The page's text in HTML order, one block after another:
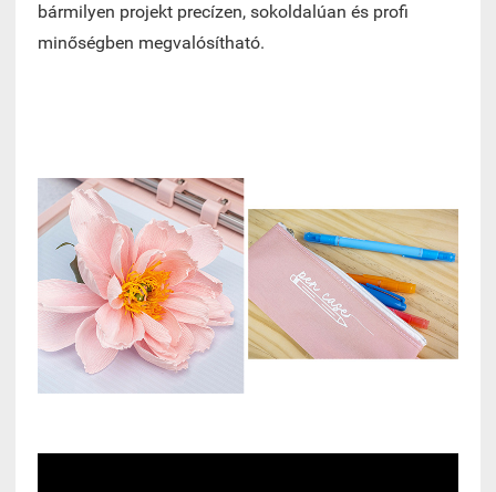
bármilyen projekt precízen, sokoldalúan és profi
minőségben megvalósítható.